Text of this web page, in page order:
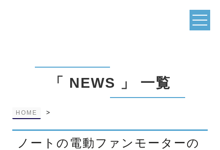
「 NEWS 」 一覧
HOME >
ノートの電動ファンモーターの